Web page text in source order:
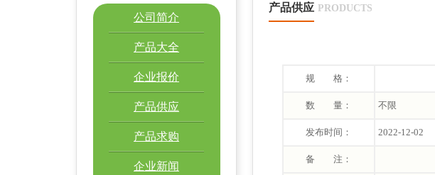
公司简介
产品大全
企业报价
产品供应
产品求购
企业新闻
产品供应 PRODUCTS
规 格：
数 量： 不限
发布时间： 2022-12-02
备 注：